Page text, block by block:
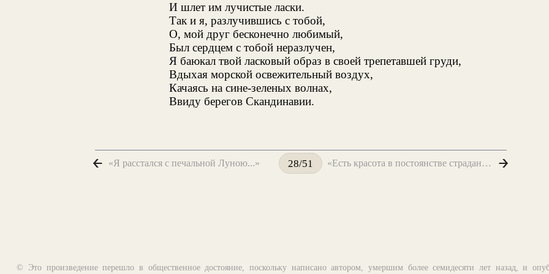
И шлет им лучистые ласки.
Так и я, разлучившись с тобой,
О, мой друг бесконечно любимый,
Был сердцем с тобой неразлучен,
Я баюкал твой ласковый образ в своей трепетавшей груди,
Вдыхая морской освежительный воздух,
Качаясь на сине-зеленых волнах,
Ввиду берегов Скандинавии.
«Я расстался с печальной Луною...» 28/51 «Есть красота в постоянстве страдания...»
© Это произведение перешло в общественное достояние, поскольку написано автором, умершим более семидесяти лет назад, и